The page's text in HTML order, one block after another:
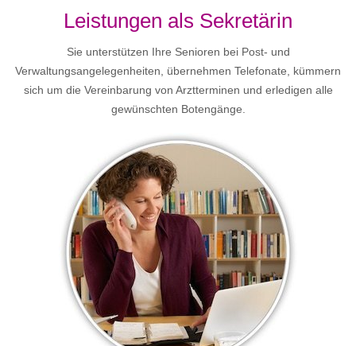
Leistungen als Sekretärin
Sie unterstützen Ihre Senioren bei Post- und
Verwaltungsangelegenheiten, übernehmen Telefonate, kümmern
sich um die Vereinbarung von Arztterminen und erledigen alle
gewünschten Botengänge.